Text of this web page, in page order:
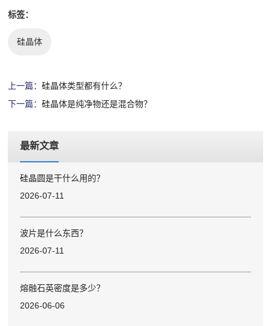
标签：
硅晶体
上一篇：硅晶体类型都有什么？
下一篇：硅晶体是纯净物还是混合物？
最新文章
硅晶圆是干什么用的？
2026-07-11
波片是什么东西？
2026-07-11
熔融石英密度是多少？
2026-06-06